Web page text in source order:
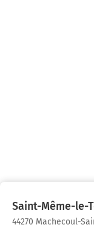
Saint-Même-le-
44270 Machecoul-